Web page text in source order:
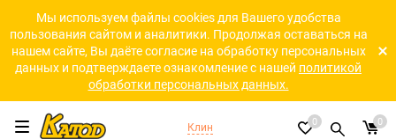
Мы используем файлы cookies для Вашего удобства
пользования сайтом и аналитики. Продолжая оставаться на
нашем сайте, Вы даёте согласие на обработку персональных
данных и подтверждаете ознакомление с нашей политикой
обработки персональных данных.
Клин 0 0